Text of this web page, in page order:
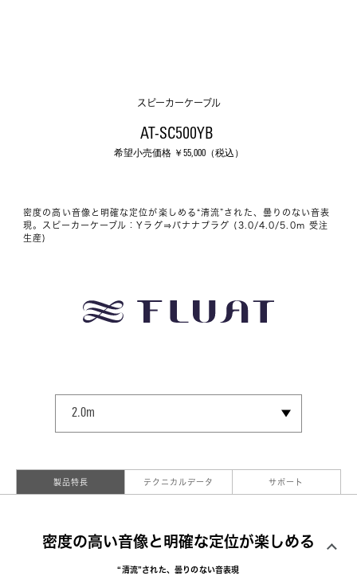
スピーカーケーブル
AT-SC500YB
希望小売価格 ￥ 55,000（税込）
密度の高い音像と明確な定位が楽しめる“清流”された、曇りのない音表
現。スピーカーケーブル：Yラグ⇒バナナプラグ (3.0/4.0/5.0m 受注
生産)
SELECT SIZE
2.0m
製品特長 テクニカルデータ サポート
密度の高い音像と明確な定位が楽しめる
“清流”された、曇りのない音表現